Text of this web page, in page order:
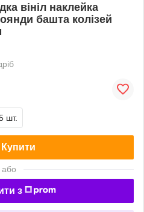
вініл наклейка
башта колізей
шт.
Купити
або
з